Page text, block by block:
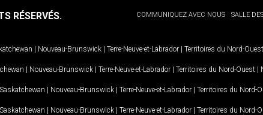
COMMUNIQUEZ AVEC NOUS SALLE
RÉSERVÉS.
| Nouveau-Brunswick | Terre-Neuve-et-Labrador | Territoires du Nord-Ouest
| Nouveau-Brunswick | Terre-Neuve-et-Labrador | Territoires du Nord-Ouest |
Saskatchewan | Nouveau-Brunswick | Terre-Neuve-et-Labrador | Territoires du Nord-
Saskatchewan | Nouveau-Brunswick | Terre-Neuve-et-Labrador | Territoires du Nord-